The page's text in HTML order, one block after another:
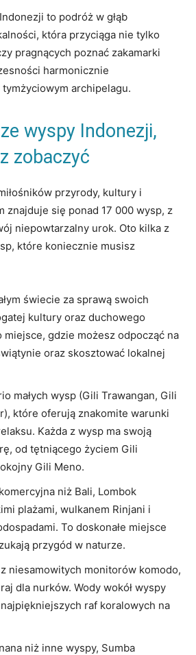
to podróż w głąb
która przyciąga ⁢nie tylko
pragnących poznać zakamarki
harmonicznie
archipelagu.
wyspy Indonezji,
zobaczyć
przyrody, kultury i
znajduje się ponad 17​ 000 wysp, z
niepowtarzalny⁤ urok. Oto kilka z
które koniecznie musisz
świecie za sprawą swoich
kultury oraz duchowego
miejsce,‌ gdzie​ możesz odpocząć na
oraz skosztować lokalnej
małych wysp (Gili⁢ Trawangan, Gili
które oferują ⁣znakomite warunki
Każda z wysp ma swoją
od ‍tętniącego życiem‌ Gili
Gili Meno.
niż ⁤Bali, Lombok
plażami,⁣ wulkanem Rinjani i
To doskonałe miejsce
przygód w naturze.
niesamowitych monitorów komodo,
dla nurków. Wody​ wokół ⁢wyspy
raf koralowych na
niż inne wyspy, Sumba